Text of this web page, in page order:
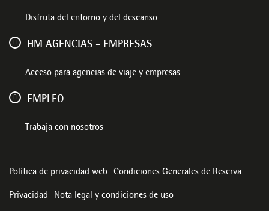
Disfruta del entorno y del descanso
HM AGENCIAS - EMPRESAS
Acceso para agencias de viaje y empresas
EMPLEO
Trabaja con nosotros
Política de privacidad web Condiciones Generales de Reserva
Privacidad Nota legal y condiciones de uso